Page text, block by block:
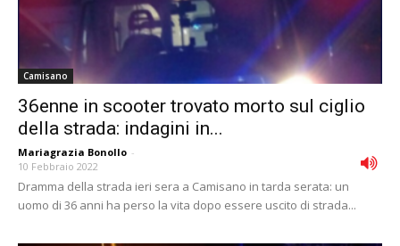
Camisano
36enne in scooter trovato morto sul ciglio
della strada: indagini in...
Mariagrazia Bonollo -
10 Febbraio 2022
Dramma della strada ieri sera a Camisano in tarda serata: un
uomo di 36 anni ha perso la vita dopo essere uscito di strada...